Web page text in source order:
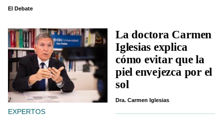
El Debate
EXPERTOS
La doctora Carmen
Iglesias explica
cómo evitar que la
piel envejezca por el
sol
Dra. Carmen Iglesias